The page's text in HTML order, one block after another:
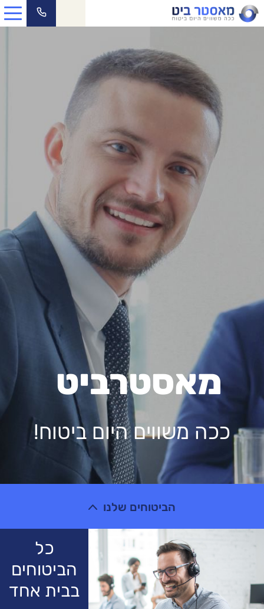
מאסטרביט
ככה משווים היום ביטוח!
כל ביטוחי הרכב ביטוח דירה
ביטוח משכנתא ביטוח נסיעות לחו"ל
ביטוח בריאות
הביטוחים שלנו
כל
הביטוחים
בבית אחד